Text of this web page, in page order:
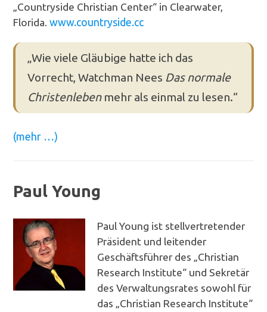
„Countryside Christian Center“ in Clearwater,
Florida.www.countryside.cc
„Wie viele Gläubige hatte ich das
Vorrecht, Watchman Nees Das normale
Christenlebenmehr als einmal zu lesen.“
(mehr …)
Paul Young
Paul Young ist stellvertretender
Präsident und leitender
Geschäftsführer des „Christian
Research Institute“ und Sekretär
des Verwaltungsrates sowohl für
das „Christian Research Institute“